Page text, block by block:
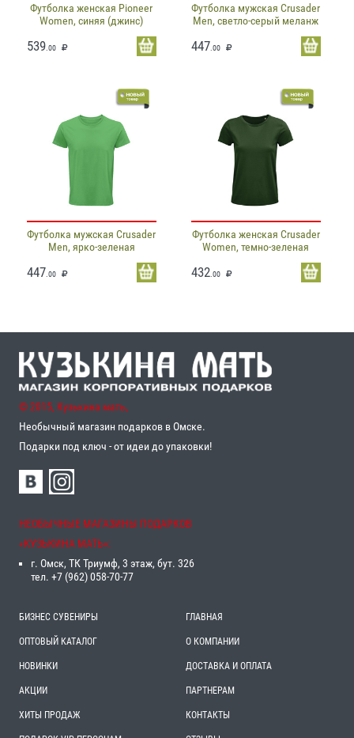
Футболка женская Pioneer
Women, синяя (джинс)
539 .00
Футболка мужская Crusader
Men, светло-серый меланж
447 .00
Футболка мужская Crusader
Men, ярко-зеленая
447 .00
Футболка женская Crusader
Women, темно-зеленая
432.00
© 2015, Кузькина мать,
Необычный магазин подарков в Омске.
Подарки под ключ - от идеи до упаковки!
НЕОБЫЧНЫЕ МАГАЗИНЫ ПОДАРКОВ
«‎КУЗЬКИНА МАТЬ»‎:
г. Омск, ТК Триумф, 3 этаж, бут. 326
тел. +7 (962) 058-70-77
БИЗНЕС СУВЕНИРЫ
ОПТОВЫЙ КАТАЛОГ
НОВИНКИ
АКЦИИ
ХИТЫ ПРОДАЖ
ГЛАВНАЯ
О КОМПАНИИ
ДОСТАВКА И ОПЛАТА
ПАРТНЕРАМ
КОНТАКТЫ